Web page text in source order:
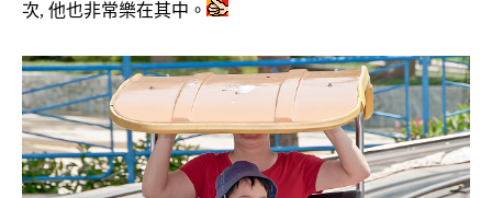
次, 他也非常樂在其中。